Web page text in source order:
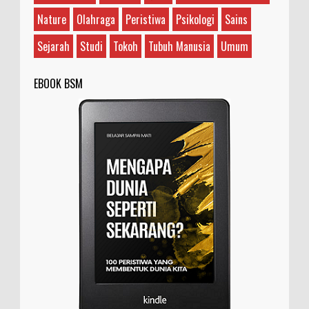
Nature
Olahraga Peristiwa Psikologi
Sains
Sejarah
Studi Tokoh Tubuh Manusia Umum
EBOOK BSM